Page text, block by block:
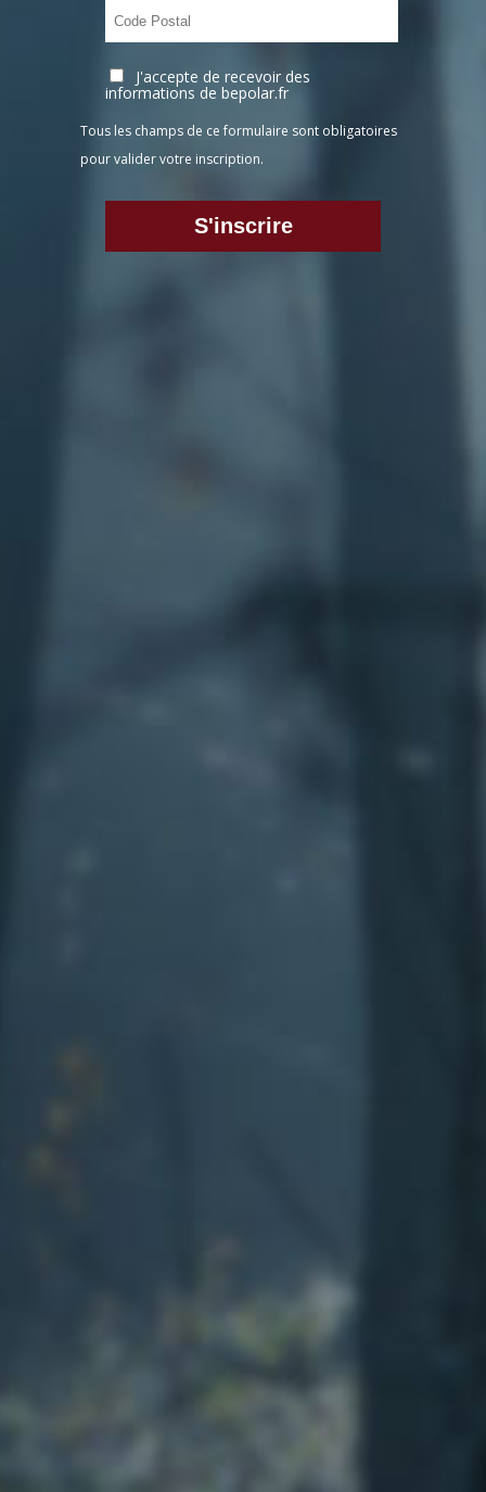
J'accepte de recevoir des
informations de bepolar.fr
Tous les champs de ce formulaire sont obligatoires
pour valider votre inscription.